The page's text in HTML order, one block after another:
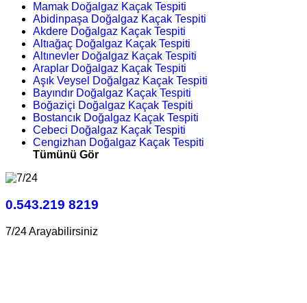
Mamak Doğalgaz Kaçak Tespiti
Abidinpaşa Doğalgaz Kaçak Tespiti
Akdere Doğalgaz Kaçak Tespiti
Altıağaç Doğalgaz Kaçak Tespiti
Altınevler Doğalgaz Kaçak Tespiti
Araplar Doğalgaz Kaçak Tespiti
Aşık Veysel Doğalgaz Kaçak Tespiti
Bayındır Doğalgaz Kaçak Tespiti
Boğaziçi Doğalgaz Kaçak Tespiti
Bostancık Doğalgaz Kaçak Tespiti
Cebeci Doğalgaz Kaçak Tespiti
Cengizhan Doğalgaz Kaçak Tespiti
Tümünü Gör
0.543.219 8219
7/24 Arayabilirsiniz